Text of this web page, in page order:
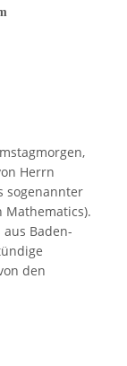
Herrn
sogenannter
Mathematics).
Baden-
den